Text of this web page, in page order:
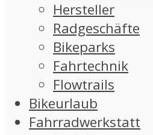
Hersteller
Radgeschäfte
Bikeparks
Fahrtechnik
Flowtrails
Bikeurlaub
Fahrradwerkstatt